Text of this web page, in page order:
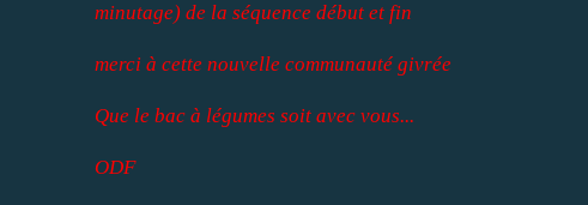
minutage) de la séquence début et fin
merci à cette nouvelle communauté givrée
Que le bac à légumes soit avec vous...
ODF